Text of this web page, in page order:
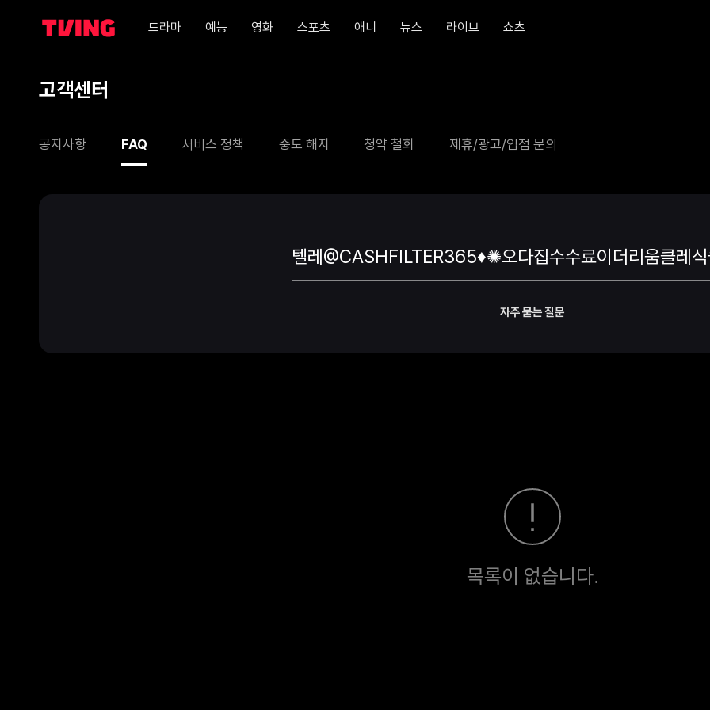
드라마 예능 영화 스포츠 애니 뉴스 라이브 쇼츠
고객센터
공지사항 FAQ 서비스 정책 중도 해지 청약 철회 제휴/광고/입점 문의
자주 묻는 질문
목록이 없습니다.